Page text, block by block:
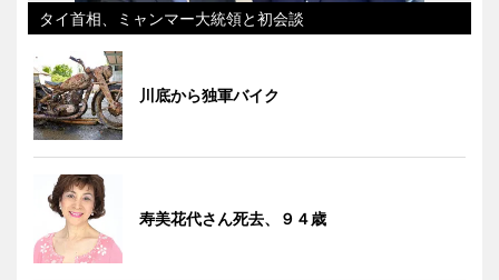
タイ首相、ミャンマー大統領と初会談
川底から独軍バイク
寿美花代さん死去、９４歳